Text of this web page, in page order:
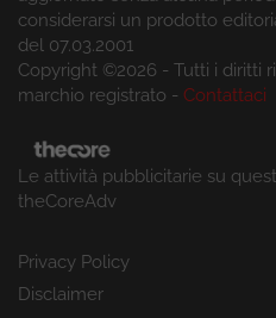
considerarsi un prodotto
del 07.03.2001
Copyright ©2026 - Tutti i diritti
marchio registrato - Contattaci
Le attività pubblicitarie su
theCoreAdv
Privacy Policy
Disclaimer